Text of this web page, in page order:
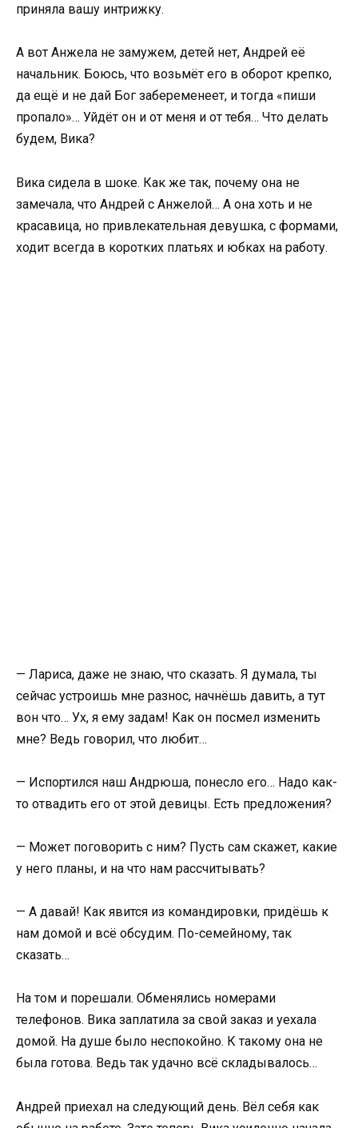
приняла вашу интрижку.
А вот Анжела не замужем, детей нет, Андрей её
начальник. Боюсь, что возьмёт его в оборот крепко,
да ещё и не дай Бог забеременеет, и тогда «пиши
пропало»… Уйдёт он и от меня и от тебя… Что делать
будем, Вика?
Вика сидела в шоке. Как же так, почему она не
замечала, что Андрей с Анжелой… А она хоть и не
красавица, но привлекательная девушка, с формами,
ходит всегда в коротких платьях и юбках на работу.
— Лариса, даже не знаю, что сказать. Я думала, ты
сейчас устроишь мне разнос, начнёшь давить, а тут
вон что… Ух, я ему задам! Как он посмел изменить
мне? Ведь говорил, что любит…
— Испортился наш Андрюша, понесло его… Надо как-
то отвадить его от этой девицы. Есть предложения?
— Может поговорить с ним? Пусть сам скажет, какие
у него планы, и на что нам рассчитывать?
— А давай! Как явится из командировки, придёшь к
нам домой и всё обсудим. По-семейному, так
сказать…
На том и порешали. Обменялись номерами
телефонов. Вика заплатила за свой заказ и уехала
домой. На душе было неспокойно. К такому она не
была готова. Ведь так удачно всё складывалось…
Андрей приехал на следующий день. Вёл себя как